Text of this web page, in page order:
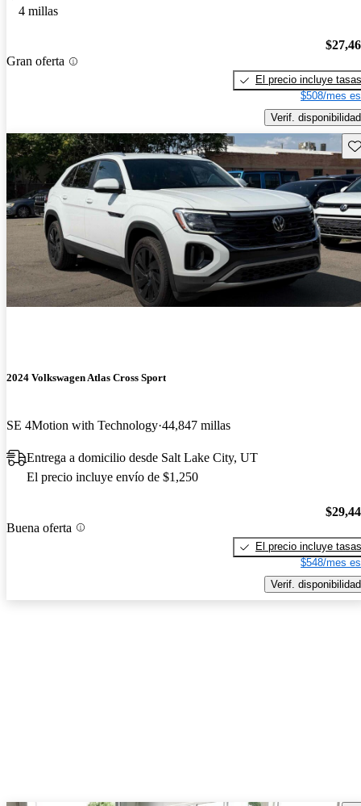
4 millas
Gran oferta
El precio incluye tasas
$508/mes
Verif. disponibilidad
2024 Volkswagen Atlas Cross Sport
SE 4Motion with Technology 44,847 millas
Entrega a domicilio desde Salt Lake City, UT
El precio incluye envío de $1,250
Buena oferta
El precio incluye tasas
$548/mes
Verif. disponibilidad